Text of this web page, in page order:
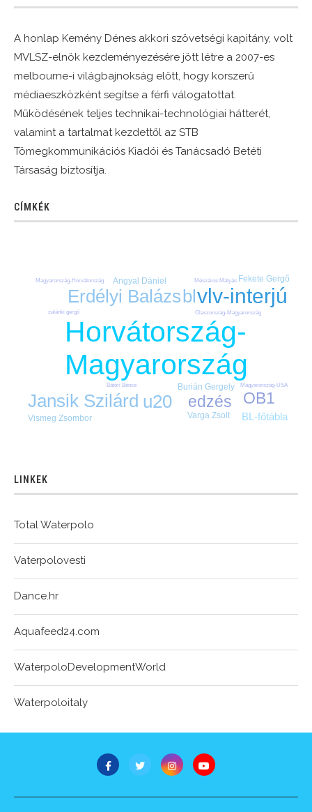
A honlap Kemény Dénes akkori szövetségi kapitány, volt
MVLSZ-elnök kezdeményezésére jött létre a 2007-es
melbourne-i világbajnokság előtt, hogy korszerű
médiaeszközként segítse a férfi válogatottat.
Működésének teljes technikai-technológiai hátterét,
valamint a tartalmat kezdettől az STB
Tömegkommunikációs Kiadói és Tanácsadó Betéti
Társaság biztosítja.
CÍMKÉK
Horvátország-
Magyarország
vlv-interjú
bl
Erdélyi Balázs
Jansik Szilárd u20 edzés OB1
BL-főtábla
Angyal Dániel
Burián Gergely
Fekete Gergő
Varga Zsolt
Vismeg Zsombor
Bátori Bence
Magyarország-Horvátország
Magyarország-USA
Mészáros Mátyás
Olaszország-Magyarország
zalánki gergő
LINKEK
Total Waterpolo
Vaterpolovesti
Dance.hr
Aquafeed24.com
WaterpoloDevelopmentWorld
Waterpoloitaly